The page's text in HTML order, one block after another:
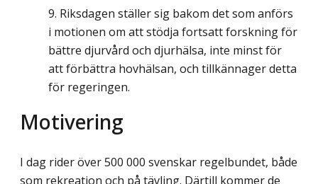
Riksdagen ställer sig bakom det som anförs
i motionen om att stödja fortsatt forskning för
bättre djurvård och djurhälsa, inte minst för
att förbättra hovhälsan, och tillkännager detta
för regeringen.
Motivering
I dag rider över 500 000 svenskar regelbundet, både
som rekreation och på tävling. Därtill kommer de